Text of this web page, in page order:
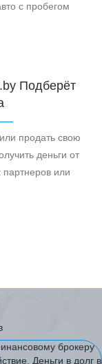
с пробегом
Подберёт
продать свою
деньги от
или
брокеру
Деньги в долг в